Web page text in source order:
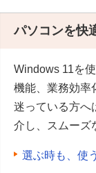
パソコンを快
Windows 11を
機能、業務効率
迷っている方へ
介し、スムーズ
選ぶ時も、使